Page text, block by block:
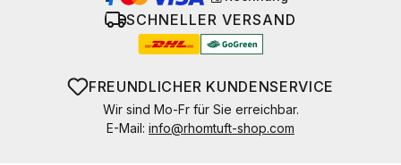
SCHNELLER VERSAND
FREUNDLICHER KUNDENSERVICE
Wir sind Mo-Fr für Sie erreichbar.
E-Mail: info@rhomtuft-shop.com